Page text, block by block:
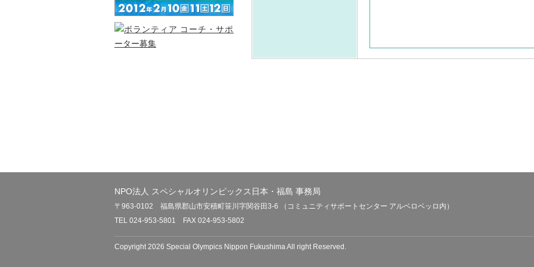
NPO法人 スペシャルオリンピックス日本・福島 事務局
〒963-0102 福島県郡山市安積町笹川字関谷田3-6 （コミュニティサポートセンター アルベロベッロ内）
TEL 024-953-5801 FAX 024-953-5802
Copyright 2026 Special Olympics Nippon Fukushima All right Reserved.